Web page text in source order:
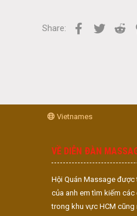
Share: Facebook
Twitter
Vietnames
VỀ DIỄN ĐÀN
Hội Quán Massage
của anh em tìm kiếm
trong khu vực HCM